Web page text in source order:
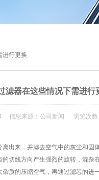
行更换
滤器在这些情况下需进行
信息来源：公司新闻 浏览次数
出来，并滤去空气中的灰尘和固
切线方向产生强烈的旋转，混
质的压缩空气，再通过滤芯的进